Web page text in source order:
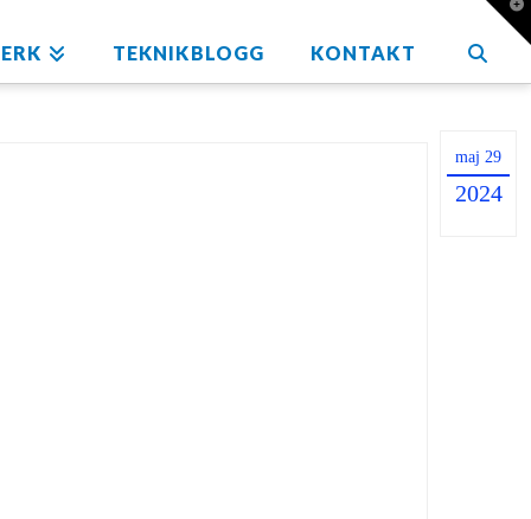
TEKNIKBLOGG KONTAKT
maj 29
2024